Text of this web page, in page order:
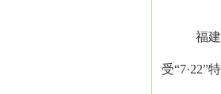
福
受“7·22”